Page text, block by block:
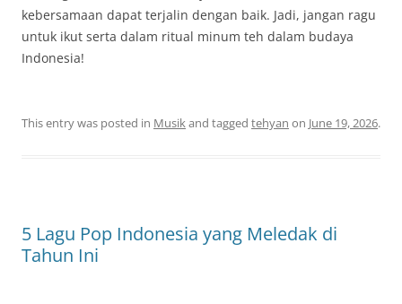
kebersamaan dapat terjalin dengan baik. Jadi, jangan ragu
untuk ikut serta dalam ritual minum teh dalam budaya
Indonesia!
This entry was posted in Musikand tagged tehyan on June 19, 2026.
5 Lagu Pop Indonesia yang Meledak di
Tahun Ini